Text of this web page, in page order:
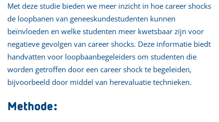
Met deze studie bieden we meer inzicht in hoe career shocks
de loopbanen van geneeskundestudenten kunnen
beïnvloeden en welke studenten meer kwetsbaar zijn voor
negatieve gevolgen van career shocks. Deze informatie biedt
handvatten voor loopbaanbegeleiders om studenten die
worden getroffen door een career shock te begeleiden,
bijvoorbeeld door middel van herevaluatie technieken.
Methode: